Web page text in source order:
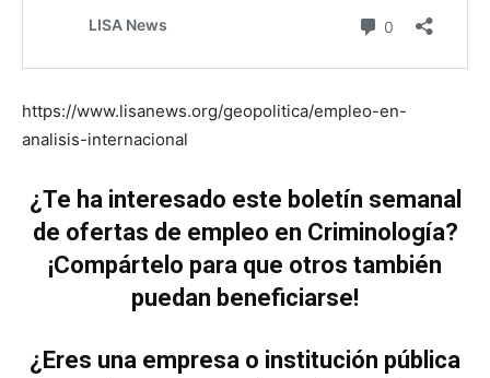
https://www.lisanews.org/geopolitica/empleo-en-
analisis-internacional
¿Te ha interesado este boletín semanal
de ofertas de empleo en Criminología?
¡Compártelo para que otros también
puedan beneficiarse!
¿Eres una empresa o institución pública